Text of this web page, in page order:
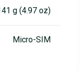
g (4.97 oz)
Micro-SIM